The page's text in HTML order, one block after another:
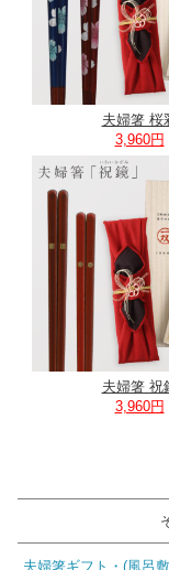
夫婦箸 桜
3,960円
夫婦箸 祝
3,960円
夫婦箸ギフト・(風呂